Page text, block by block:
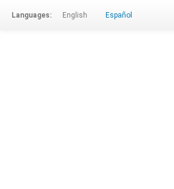
Languages: English Español